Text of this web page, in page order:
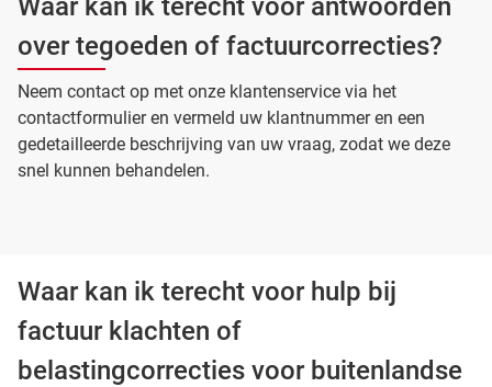
Waar kan ik terecht voor antwoorden
over tegoeden of factuurcorrecties?
Neem contact op met onze klantenservice via het
contactformulier en vermeld uw klantnummer en een
gedetailleerde beschrijving van uw vraag, zodat we deze
snel kunnen behandelen.
Waar kan ik terecht voor hulp bij
factuur klachten of
belastingcorrecties voor buitenlandse